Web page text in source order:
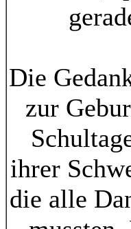
Die
zur
ihrer
die alle